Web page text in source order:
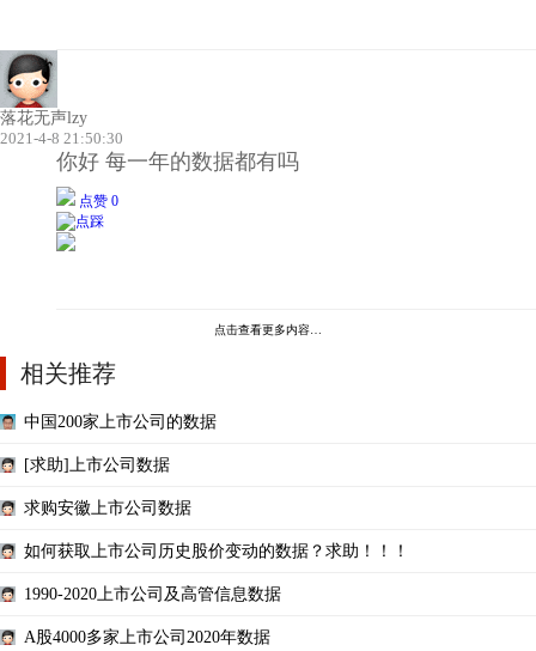
落花无声lzy
2021-4-8 21:50:30
你好 每一年的数据都有吗
点赞 0
点击查看更多内容…
相关推荐
中国200家上市公司的数据
[求助]上市公司数据
求购安徽上市公司数据
如何获取上市公司历史股价变动的数据？求助！！！
1990-2020上市公司及高管信息数据
A股4000多家上市公司2020年数据